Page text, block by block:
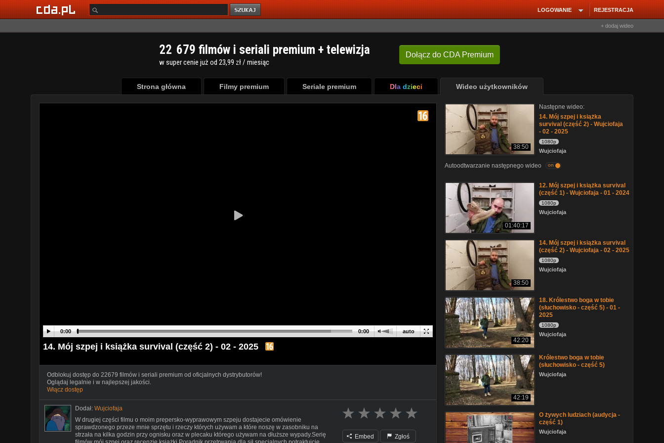
REJESTRACJA
LOGOWANIE
+ dodaj wideo
Dołącz do CDA Premium
22 679 filmów i seriali premium + telewizja
w super cenie już od 23,99 zł / miesiąc
Strona główna Filmy premium Seriale premium Dla dzieci Wideo użytkowników
auto
0:00 0:00
14. Mój szpej i książka survival (część 2) - 02 - 2025
Odblokuj dostęp do 22679 filmów i seriali premium od oficjalnych dystrybutorów!
Oglądaj legalnie i w najlepszej jakości.
Włącz dostęp
Dodał: Wujciofaja
W drugiej części filmu o moim prepersko-wyprawowym szpeju dostajecie omówienie
sprawdzonego przeze mnie sprzętu i rzeczy których używam a które noszę w zasobniku na
strzała na kilka godzin przy ognisku oraz w plecaku którego używam na dłuższe wypady.Serię
Embed Zgłoś
38:50
Następne wideo:
14. Mój szpej i książka
survival (część 2) - Wujciofaja
- 02 - 2025
1080p
Wujciofaja
Autoodtwarzanie następnego wideo on
01:40:17
12. Mój szpej i książka survival
(część 1) - Wujciofaja - 01 - 2024
1080p
Wujciofaja
38:50
14. Mój szpej i książka survival
(część 2) - Wujciofaja - 02 - 2025
1080p
Wujciofaja
42:20
18. Królestwo boga w tobie
(słuchowisko - część 5) - 01 -
2025
1080p
Wujciofaja
42:19
Królestwo boga w tobie
(słuchowisko - część 5)
Wujciofaja
O żywych ludziach (audycja -
część 1)
Wujciofaja